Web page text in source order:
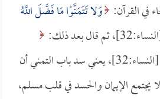
في القرآن: وَلا تَتَمَنَّوْا مَا فَضَّلَ اللَّهُ
ثم قال بعد ذلك:
[النساء:32]، يعني سد باب التمني أن
الإيمان والحسد في قلب مسلم،